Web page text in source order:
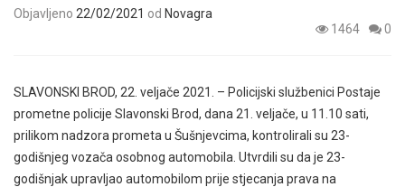
Objavljeno 22/02/2021 od Novagra
1464
0
SLAVONSKI BROD, 22. veljače 2021. – Policijski službenici Postaje
prometne policije Slavonski Brod, dana 21. veljače, u 11.10 sati,
prilikom nadzora prometa u Šušnjevcima, kontrolirali su 23-
godišnjeg vozača osobnog automobila. Utvrdili su da je 23-
godišnjak upravljao automobilom prije stjecanja prava na